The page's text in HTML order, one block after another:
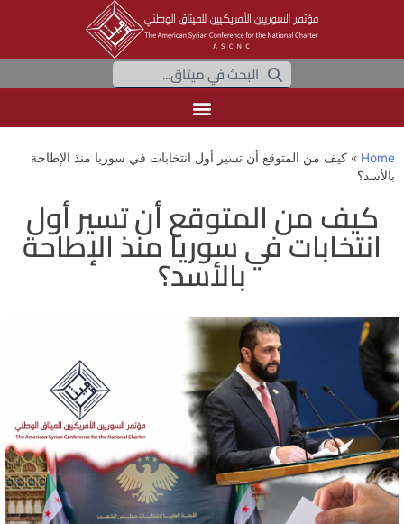
Home
» كيف من المتوقع أن تسير أول انتخابات في سوريا منذ الإطاحة
بالأسد؟
كيف من المتوقع أن تسير أول
انتخابات في سوريا منذ الإطاحة
بالأسد؟